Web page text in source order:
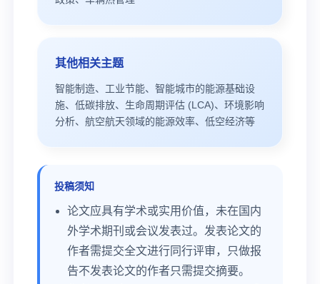
其他相关主题
智能制造、工业节能、智能城市的能源基础设
施、低碳排放、生命周期评估 (LCA)、环境影响
分析、航空航天领域的能源效率、低空经济等
投稿须知
论文应具有学术或实用价值，未在国内
外学术期刊或会议发表过。发表论文的
作者需提交全文进行同行评审，只做报
告不发表论文的作者只需提交摘要。